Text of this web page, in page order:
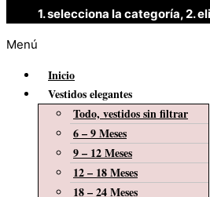
1. selecciona la categoría, 2.
Menú
Inicio
Vestidos elegantes
Todo, vestidos sin filtrar
6 – 9 Meses
9 – 12 Meses
12 – 18 Meses
18 – 24 Meses